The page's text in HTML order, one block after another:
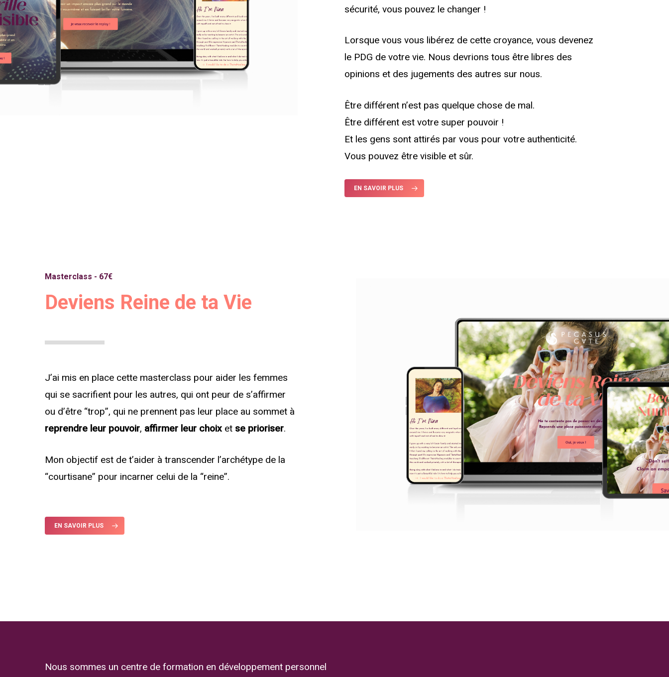
sécurité, vous pouvez le changer !
Lorsque vous vous libérez de cette croyance, vous devenez
le PDG de votre vie. Nous devrions tous être libres des
opinions et des jugements des autres sur nous.
Être différent n’est pas quelque chose de mal.
Être différent est votre super pouvoir !
Et les gens sont attirés par vous pour votre authenticité.
Vous pouvez être visible et sûr.
EN SAVOIR PLUS
Masterclass - 67€
Deviens Reine de ta Vie
J’ai mis en place cette masterclass pour aider les femmes
qui se sacrifient pour les autres, qui ont peur de s’affirmer
ou d’être “trop”, qui ne prennent pas leur place au sommet à
reprendre leur pouvoir, affirmer leur choix et se prioriser.
Mon objectif est de t’aider à transcender l’archétype de la
“courtisane” pour incarner celui de la “reine”.
EN SAVOIR PLUS
Nous sommes un centre de formation en développement personnel